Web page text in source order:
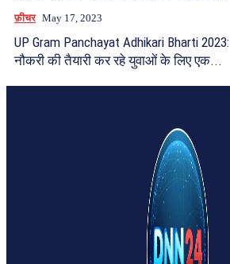
फ़ीचर May 17, 2023
UP Gram Panchayat Adhikari Bharti
नौकरी की तैयारी कर रहे युवाओं के लिए एक...